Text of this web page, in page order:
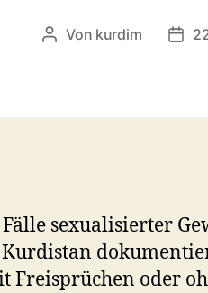
Beitragsautor
Von kurdim
sexualisierter
Freisprüchen oder